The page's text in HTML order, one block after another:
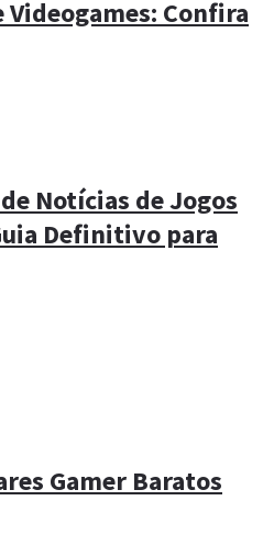
Videogames: Confira
Notícias de Jogos
Definitivo para
Gamer Baratos